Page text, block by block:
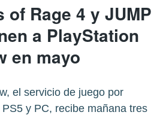
of Rage 4 y JUMP
a PlayStation
en mayo
el servicio de juego por
y PC, recibe mañana tres